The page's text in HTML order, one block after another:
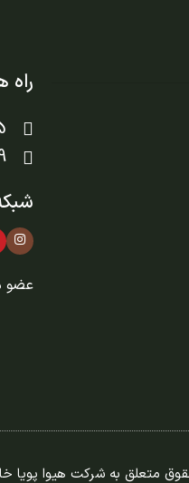
راه
عضو
متعلق به شرکت هیوا پویا